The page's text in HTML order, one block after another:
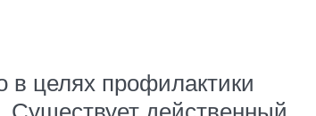
в целях профилактики